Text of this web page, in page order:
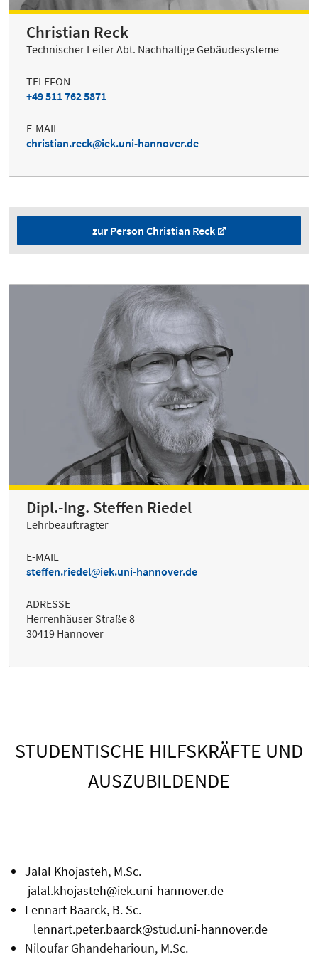
Christian Reck
Technischer Leiter Abt. Nachhaltige Gebäudesysteme
TELEFON
+49 511 762 5871
E-MAIL
christian.reck
iek.uni-hannover.de
zur Person Christian Reck
Dipl.-Ing. Steffen Riedel
Lehrbeauftragter
E-MAIL
steffen.riedel
iek.uni-hannover.de
ADRESSE
Herrenhäuser Straße 8
30419 Hannover
STUDENTISCHE HILFSKRÄFTE UND
AUSZUBILDENDE
Jalal Khojasteh, M.Sc.
jalal.khojasteh@iek.uni-hannover.de
Lennart Baarck, B. Sc.
lennart.peter.baarck@stud.uni-hannover.de
Niloufar Ghandeharioun, M.Sc.